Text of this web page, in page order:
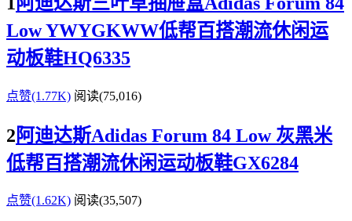
Low YWYGKWW低帮百搭潮流休闲运
动板鞋HQ6335
点赞(1.77K) 阅读(75,016)
2阿迪达斯Adidas Forum 84 Low 灰黑米
低帮百搭潮流休闲运动板鞋GX6284
点赞(1.62K) 阅读(35,507)